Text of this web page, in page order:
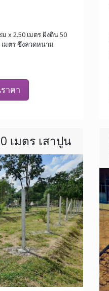
x 2.50 เมตร ฝังดิน 50
เมตร ขึงลวดหนาม
าคา
เมตร เสาปูน